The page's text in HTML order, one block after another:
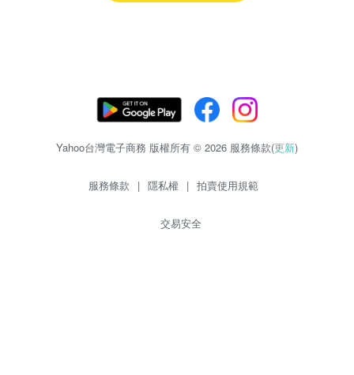
Yahoo台灣電子商務 版權所有 © 2026 服務條款(更新)
服務條款 | 隱私權 | 拍賣使用規範
交易安全